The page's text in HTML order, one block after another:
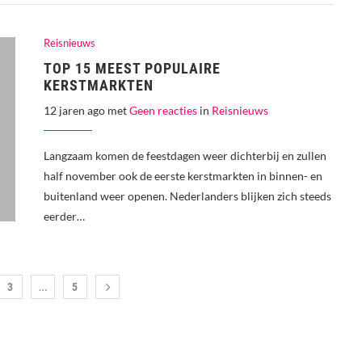
Reisnieuws
TOP 15 MEEST POPULAIRE
KERSTMARKTEN
12 jaren ago metGeen reacties in Reisnieuws
Langzaam komen de feestdagen weer dichterbij en zullen
half november ook de eerste kerstmarkten in binnen- en
buitenland weer openen. Nederlanders blijken zich steeds
eerder…
3 … 5